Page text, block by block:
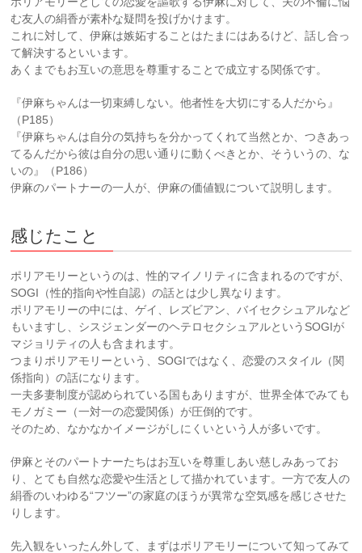
む友人の絹香が素朴な疑問を投げかけます。
これに対して、伊麻は嫉妬することはたまにはあるけど、話し合っ
て解決するといいます。
あくまでもお互いの意思を尊重することで成立する関係です。
『伊麻ちゃんは一切束縛しない。他者性を大切にする人だから』
（P185）
『伊麻ちゃんは自分の気持ちを分かってくれて当然とか、つきあっ
てるんだから彼は自分の思い通りに動くべきとか、そういうの、な
いの』（P186）
伊麻のパートナーの一人が、伊麻の価値観について説明します。
感じたこと
ポリアモリーというのは、性的マイノリティに含まれるのですが、
SOGI（性的指向や性自認）の話とは少し異なります。
ポリアモリーの中には、ゲイ、レズビアン、バイセクシュアルなど
もいますし、シスジェンダーのヘテロセクシュアルというSOGIが
マジョリティの人も含まれます。
つまりポリアモリーという、SOGIではなく、恋愛のスタイル（関
係指向）の話になります。
一夫多妻制度が認められている国もありますが、世界全体でみても
モノガミー（一対一の恋愛関係）が圧倒的です。
そのため、なかなかイメージがしにくいという人が多いです。
伊麻とそのパートナーたちはお互いを尊重しあい慈しみあってお
り、とても自然な恋愛や生活として描かれています。一方で友人の
絹香のいわゆる“フツー”の家庭のほうが異常な空気感を感じさせた
りします。
先入観をいったん外して、まずはポリアモリーについて知ってみて